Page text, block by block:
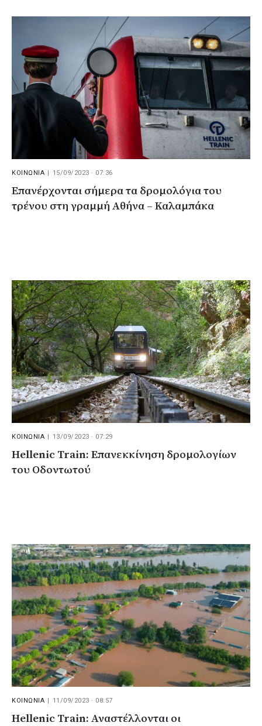
ΚΟΙΝΩΝΙΑ 15/09/2023 · 07:36
Επανέρχονται σήμερα τα δρομολόγια του
τρένου στη γραμμή Αθήνα – Καλαμπάκα
ΚΟΙΝΩΝΙΑ 13/09/2023 · 07:29
Hellenic Train: Eπανεκκίνηση δρομολογίων
του Οδοντωτού
ΚΟΙΝΩΝΙΑ | 11/09/2023 · 08:57
Hellenic Train: Αναστέλλονται οι